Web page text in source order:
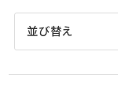
並び替え